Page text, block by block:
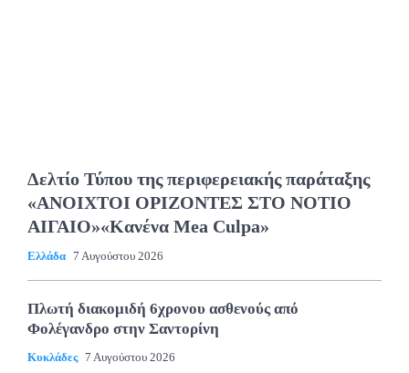
Δελτίο Τύπου της περιφερειακής παράταξης
«ΑΝΟΙΧΤΟΙ ΟΡΙΖΟΝΤΕΣ ΣΤΟ ΝΟΤΙΟ
ΑΙΓΑΙΟ»«Κανένα Mea Culpa»
Ελλάδα 7 Αυγούστου 2026
Πλωτή διακομιδή 6χρονου ασθενούς από
Φολέγανδρο στην Σαντορίνη
Κυκλάδες 7 Αυγούστου 2026